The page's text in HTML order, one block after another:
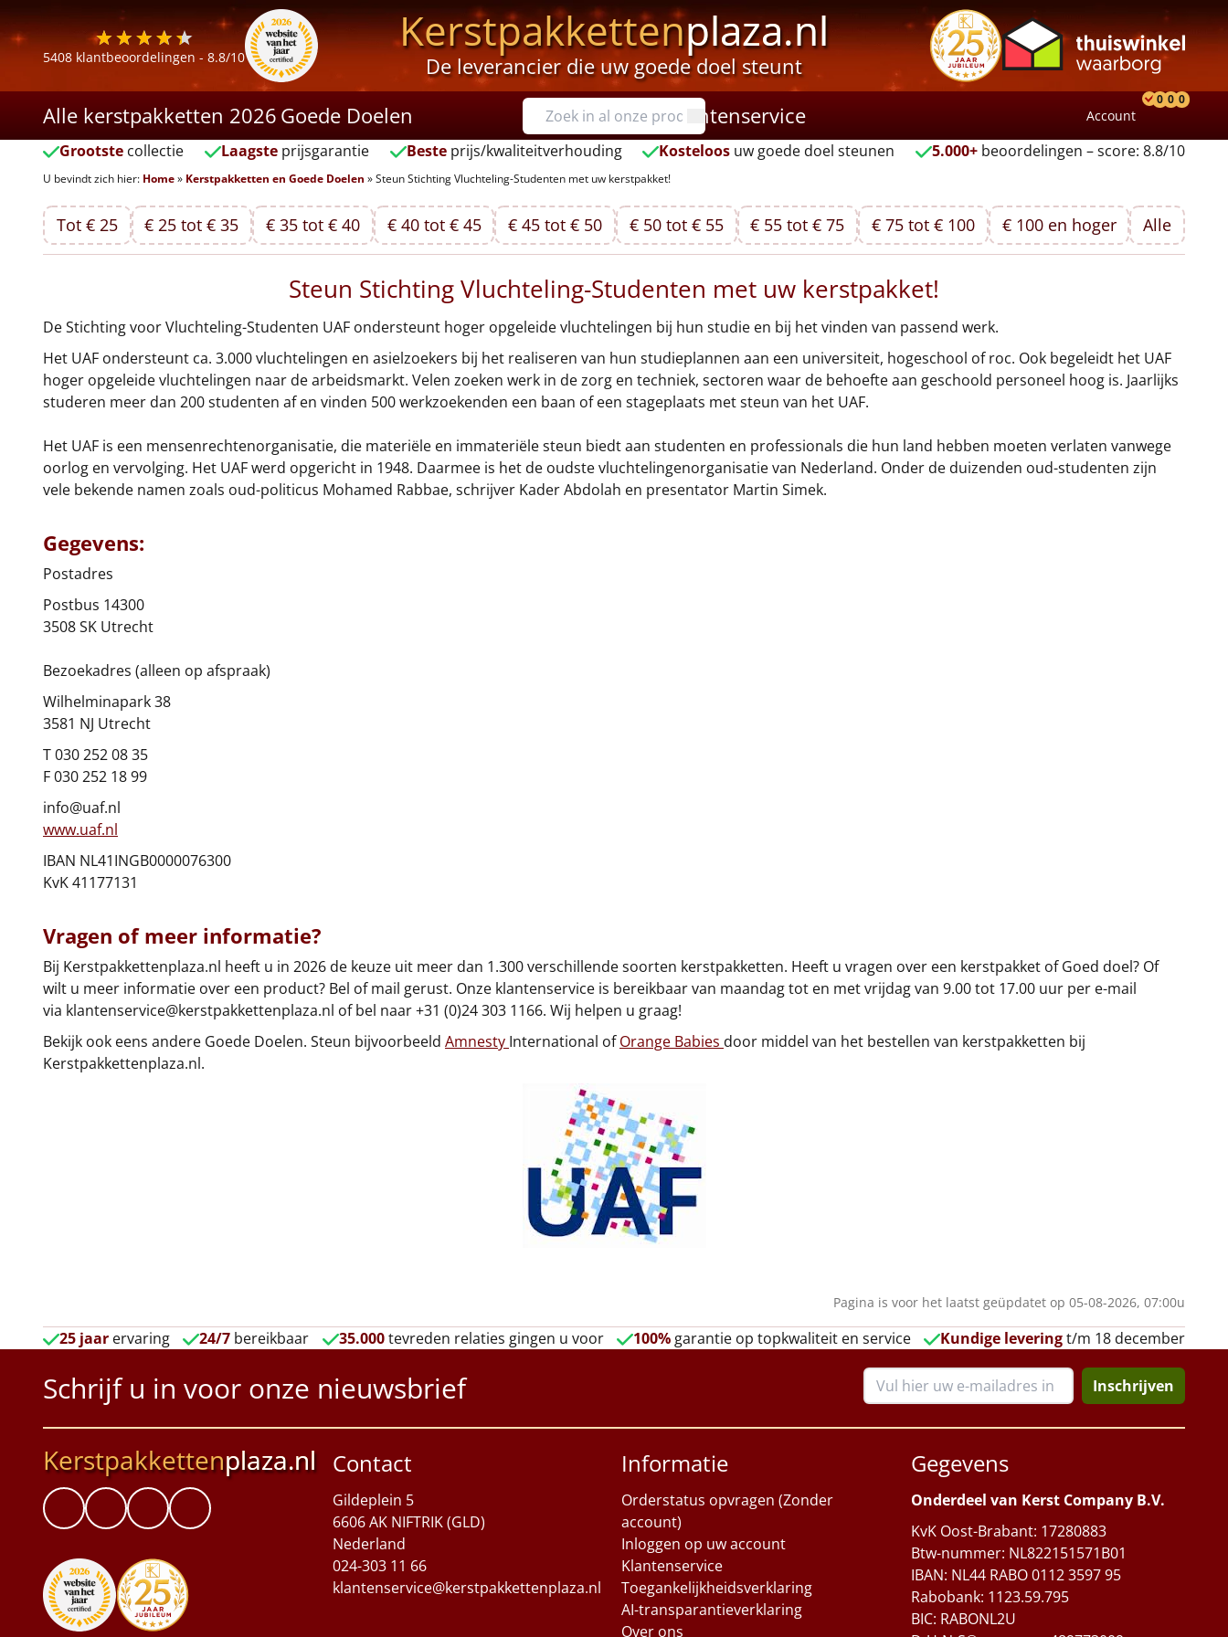
5408 klantbeoordelingen - 8.8/10 Kerstpakkettenplaza.nl
De leverancier die uw goede doel steunt
Alle kerstpakketten 2026 Goede Doelen Klantenservice Account
0 0 0
Grootste collectie Laagsteprijsgarantie Besteprijs/kwaliteitverhouding Kosteloos uw goede doel steunen 5.000+ beoordelingen – score: 8.8/10
U bevindt zich hier: Home» Kerstpakketten en Goede Doelen »Steun Stichting Vluchteling-Studenten met uw kerstpakket!
Tot € 25 € 25 tot € 35 € 35 tot € 40 € 40 tot € 45 € 45 tot € 50 € 50 tot € 55 € 55 tot € 75 € 75 tot € 100 € 100 en hoger Alle
Steun Stichting Vluchteling-Studenten met uw kerstpakket!
De Stichting voor Vluchteling-Studenten UAF ondersteunt hoger opgeleide vluchtelingen bij hun studie en bij het vinden van passend werk.
Het UAF ondersteunt ca. 3.000 vluchtelingen en asielzoekers bij het realiseren van hun studieplannen aan een universiteit, hogeschool of roc. Ook begeleidt het UAF
hoger opgeleide vluchtelingen naar de arbeidsmarkt. Velen zoeken werk in de zorg en techniek, sectoren waar de behoefte aan geschoold personeel hoog is. Jaarlijks
studeren meer dan 200 studenten af en vinden 500 werkzoekenden een baan of een stageplaats met steun van het UAF.
Het UAF is een mensenrechtenorganisatie, die materiële en immateriële steun biedt aan studenten en professionals die hun land hebben moeten verlaten vanwege
oorlog en vervolging. Het UAF werd opgericht in 1948. Daarmee is het de oudste vluchtelingenorganisatie van Nederland. Onder de duizenden oud-studenten zijn
vele bekende namen zoals oud-politicus Mohamed Rabbae, schrijver Kader Abdolah en presentator Martin Simek.
Gegevens:
Postadres
Postbus 14300
3508 SK Utrecht
Bezoekadres (alleen op afspraak)
Wilhelminapark 38
3581 NJ Utrecht
T 030 252 08 35
F 030 252 18 99
info@uaf.nl
www.uaf.nl
IBAN NL41INGB0000076300
KvK 41177131
Vragen of meer informatie?
Bij Kerstpakkettenplaza.nl heeft u in 2026 de keuze uit meer dan 1.300 verschillende soorten kerstpakketten. Heeft u vragen over een kerstpakket of Goed doel? Of
wilt u meer informatie over een product? Bel of mail gerust. Onze klantenservice is bereikbaar van maandag tot en met vrijdag van 9.00 tot 17.00 uur per e-mail
via klantenservice@kerstpakkettenplaza.nl of bel naar +31 (0)24 303 1166. Wij helpen u graag!
Bekijk ook eens andere Goede Doelen. Steun bijvoorbeeld Amnesty International ofOrange Babies door middel van het bestellen van kerstpakketten bij
Kerstpakkettenplaza.nl.
Pagina is voor het laatst geüpdatet op 05-08-2026, 07:00u
25 jaar ervaring 24/7 bereikbaar 35.000tevreden relaties gingen u voor 100%garantie op topkwaliteit en service Kundige leveringt/m 18 december
Schrijf u in voor onze nieuwsbrief Inschrijven
Kerstpakkettenplaza.nl Contact
Gildeplein 5
6606 AK NIFTRIK (GLD)
Nederland
024-303 11 66
klantenservice@kerstpakkettenplaza.nl
Informatie
Orderstatus opvragen (Zonder
account)
Inloggen op uw account
Klantenservice
Toegankelijkheidsverklaring
AI-transparantieverklaring
Over ons
Gegevens
Onderdeel van Kerst Company B.V.
KvK Oost-Brabant: 17280883
Btw-nummer: NL822151571B01
IBAN: NL44 RABO 0112 3597 95
Rabobank: 1123.59.795
BIC: RABONL2U